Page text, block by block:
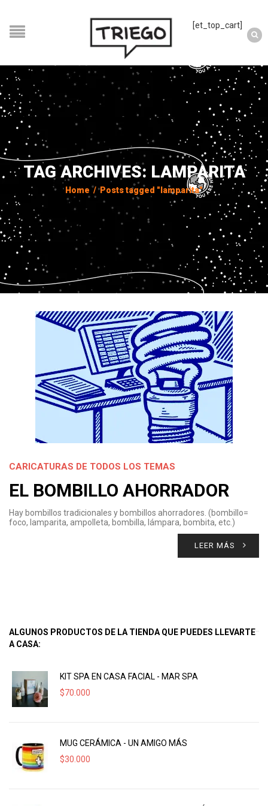
[et_top_cart]
TAG ARCHIVES: LAMPARITA
Home / Posts tagged "lamparita"
CARICATURAS DE TODOS LOS TEMAS
EL BOMBILLO AHORRADOR
Hay bombillos tradicionales y bombillos ahorradores. (bombillo=
foco, lamparita, ampolleta, bombilla, lámpara, bombita, etc.)
LEER MÁS
ALGUNOS PRODUCTOS DE LA TIENDA QUE PUEDES LLEVARTE
A CASA:
KIT SPA EN CASA FACIAL - MAR SPA
$70.000
MUG CERÁMICA - UN AMIGO MÁS
$30.000